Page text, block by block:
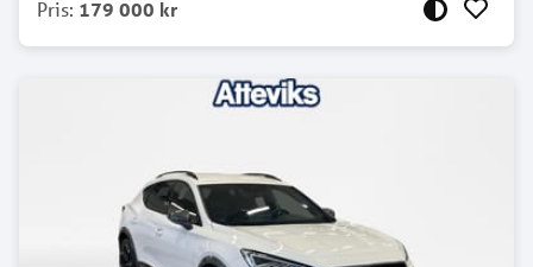
Pris: 179 000 kr